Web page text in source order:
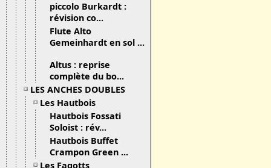
piccolo Burkardt :
révision co...
Flute Alto
Gemeinhardt en sol ...
Altus : reprise
complète du bo...
LES ANCHES DOUBLES
Les Hautbois
Hautbois Fossati
Soloist : rév...
Hautbois Buffet
Crampon Green ...
Les Fagotts